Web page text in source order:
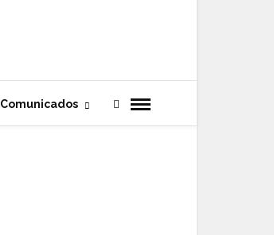
Comunicados